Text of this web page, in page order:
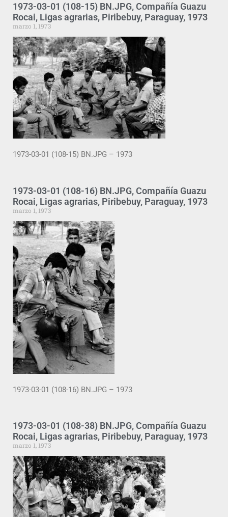
1973-03-01 (108-15) BN.JPG, Compañía Guazu
Rocai, Ligas agrarias, Piribebuy, Paraguay, 1973
marzo 1, 1973
1973-03-01 (108-15) BN.JPG – 1973
1973-03-01 (108-16) BN.JPG, Compañía Guazu
Rocai, Ligas agrarias, Piribebuy, Paraguay, 1973
marzo 1, 1973
1973-03-01 (108-16) BN.JPG – 1973
1973-03-01 (108-38) BN.JPG, Compañía Guazu
Rocai, Ligas agrarias, Piribebuy, Paraguay, 1973
marzo 1, 1973